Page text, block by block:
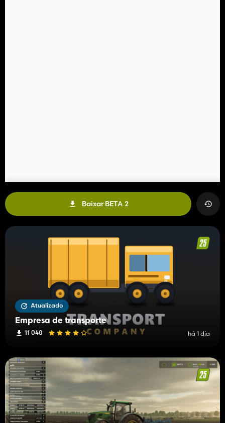
Baixar BETA 2
Atualizado
Empresa de transporte
11 040 há 1 dia